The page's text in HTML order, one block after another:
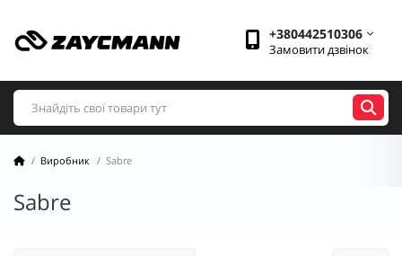
+380442510306
Замовити дзвінок
Виробник Sabre
Sabre